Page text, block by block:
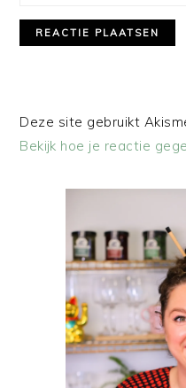
Deze site gebruikt
Bekijk hoe je reactie